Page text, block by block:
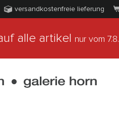
versandkostenfreie lieferung
alle artikel nur vom 7.8.